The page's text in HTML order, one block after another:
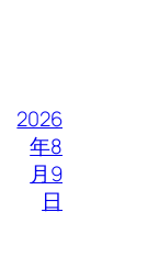
2026
年8
月9
日